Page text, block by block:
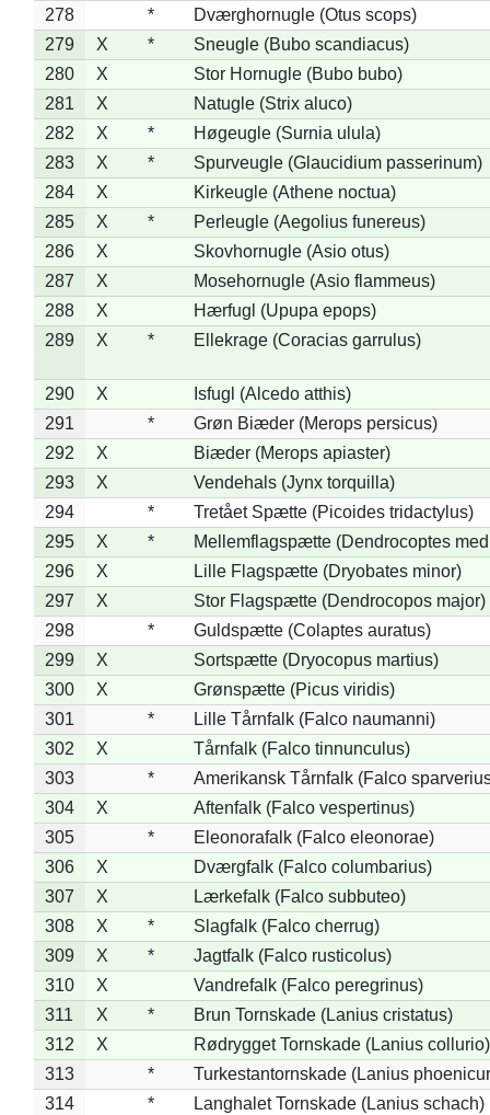
278
*
Dværghornugle (Otus scops)
279
X *
Sneugle (Bubo scandiacus)
280
X
Stor Hornugle (Bubo bubo)
281
X
Natugle (Strix aluco)
282
X *
Høgeugle (Surnia ulula)
283
X *
Spurveugle (Glaucidium passerinum)
284
X
Kirkeugle (Athene noctua)
285
X *
Perleugle (Aegolius funereus)
286
X
Skovhornugle (Asio otus)
287
X
Mosehornugle (Asio flammeus)
288
X
Hærfugl (Upupa epops)
289
X * Ellekrage (Coracias garrulus)
290 X
Isfugl (Alcedo atthis)
291
*
Grøn Biæder (Merops persicus)
292
X
Biæder (Merops apiaster)
293
X
Vendehals (Jynx torquilla)
294
*
Tretået Spætte (Picoides tridactylus)
295
X *
Mellemflagspætte (Dendrocoptes
296
X
Lille Flagspætte (Dryobates minor)
297
X
Stor Flagspætte (Dendrocopos major)
298
*
Guldspætte (Colaptes auratus)
299
X
Sortspætte (Dryocopus martius)
300
X
Grønspætte (Picus viridis)
301
*
Lille Tårnfalk (Falco naumanni)
302
X
Tårnfalk (Falco tinnunculus)
303
*
Amerikansk Tårnfalk (Falco
304
X
Aftenfalk (Falco vespertinus)
305
*
Eleonorafalk (Falco eleonorae)
306
X
Dværgfalk (Falco columbarius)
307
X
Lærkefalk (Falco subbuteo)
308
X *
Slagfalk (Falco cherrug)
309
X *
Jagtfalk (Falco rusticolus)
310
X
Vandrefalk (Falco peregrinus)
311
X *
Brun Tornskade (Lanius cristatus)
312
X
Rødrygget Tornskade (Lanius collurio)
313
*
Turkestantornskade (Lanius
314
*
Langhalet Tornskade (Lanius schach)